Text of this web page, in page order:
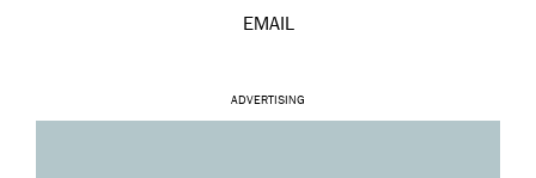
EMAIL
ADVERTISING